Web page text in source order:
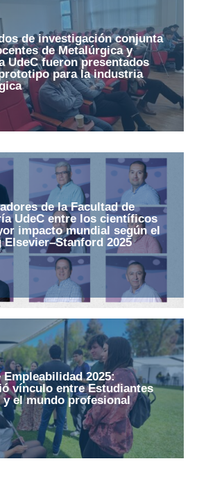
de investigación conjunta
de Metalúrgica y
UdeC fueron presentados
para la industria
de la Facultad de
UdeC entre los científicos
impacto mundial según el
Elsevier–Stanford 2025
Empleabilidad 2025:
vínculo entre Estudiantes
y el mundo profesional